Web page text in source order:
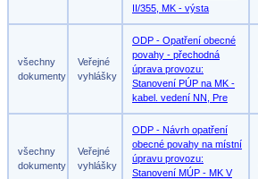
II/355, MK - výsta
všechny
dokumenty
Veřejné
vyhlášky
ODP - Opatření obecné
povahy - přechodná
úprava provozu:
Stanovení PÚP na MK -
kabel. vedení NN, Pre
všechny
dokumenty
Veřejné
vyhlášky
ODP - Návrh opatření
obecné povahy na místní
úpravu provozu:
Stanovení MÚP - MK V